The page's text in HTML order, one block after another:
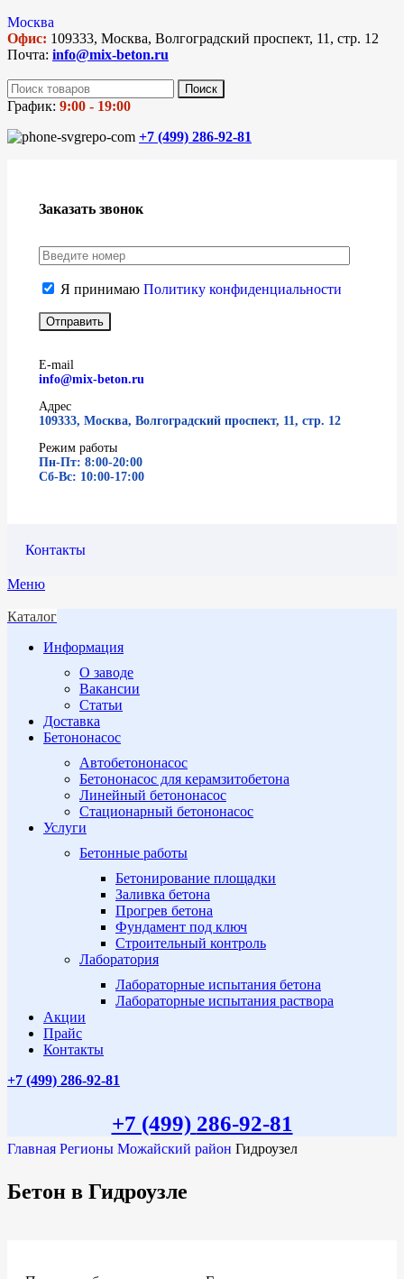
Москва
Офис: 109333, Москва, Волгоградский проспект, 11, стр. 12
Почта: info@mix-beton.ru
Поиск
График: 9:00 - 19:00
+7 (499) 286-92-81
Заказать звонок
Я принимаю Политику конфиденциальности
E-mail
info@mix-beton.ru
Адрес
109333, Москва, Волгоградский проспект, 11, стр. 12
Режим работы
Пн-Пт: 8:00-20:00
Сб-Вс: 10:00-17:00
Контакты
Меню
Каталог
Информация
О заводе
Вакансии
Статьи
Доставка
Бетононасос
Автобетононасос
Бетононасос для керамзитобетона
Линейный бетононасос
Стационарный бетононасос
Услуги
Бетонные работы
Бетонирование площадки
Заливка бетона
Прогрев бетона
Фундамент под ключ
Строительный контроль
Лаборатория
Лабораторные испытания бетона
Лабораторные испытания раствора
Акции
Прайс
Контакты
+7 (499) 286-92-81
+7 (499) 286-92-81
Главная Регионы Можайский район Гидроузел
Бетон в Гидроузле